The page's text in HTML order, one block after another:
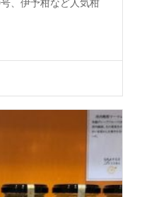
、伊予柑など人気柑